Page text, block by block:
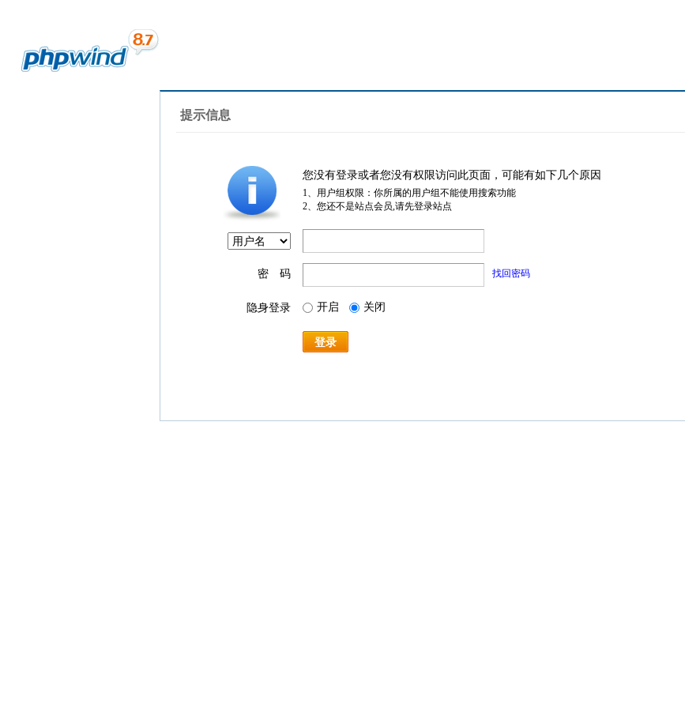
提示信息
您没有登录或者您没有权限访问此页面，可能有如下几个原因
1、用户组权限：你所属的用户组不能使用搜索功能
2、您还不是站点会员,请先登录站点
密 码 找回密码
隐身登录 开启 关闭
登录